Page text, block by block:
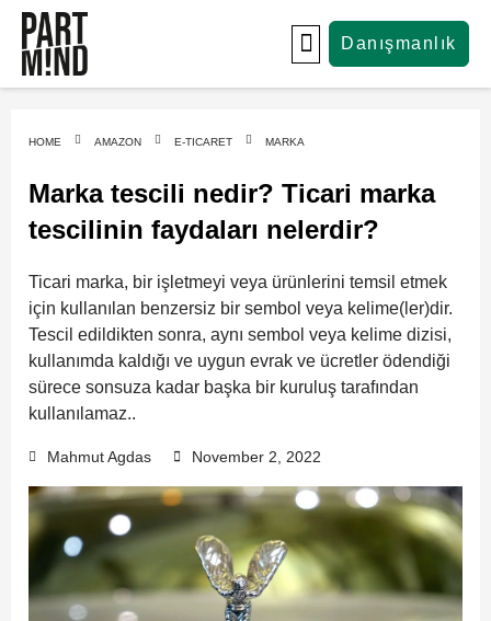
Skip
content
Danışmanlık
HOME AMAZON E-TICARET MARKA
Marka tescili nedir? Ticari marka
tescilinin faydaları nelerdir?
Ticari marka, bir işletmeyi veya ürünlerini temsil etmek
için kullanılan benzersiz bir sembol veya kelime(ler)dir.
Tescil edildikten sonra, aynı sembol veya kelime dizisi,
kullanımda kaldığı ve uygun evrak ve ücretler ödendiği
sürece sonsuza kadar başka bir kuruluş tarafından
kullanılamaz..
Mahmut Agdas November 2, 2022